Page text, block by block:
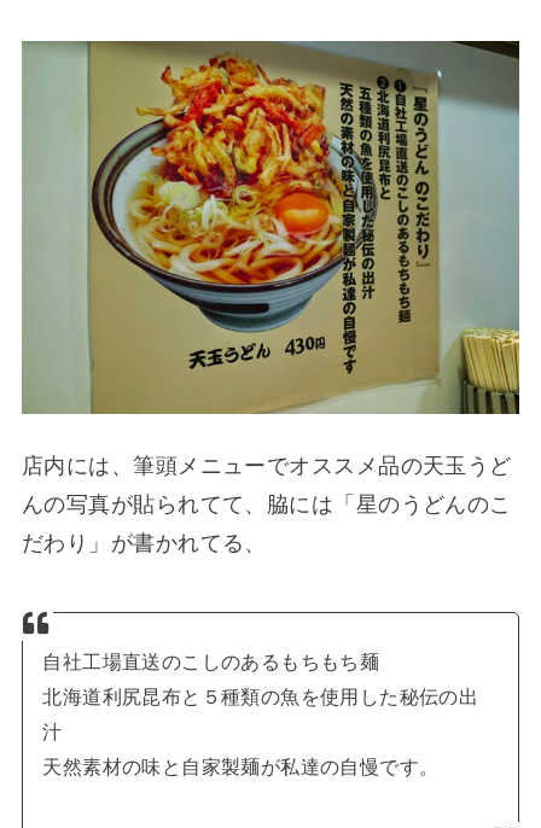
店内には、筆頭メニューでオススメ品の天玉うど
んの写真が貼られてて、脇には「星のうどんのこ
だわり」が書かれてる、
自社工場直送のこしのあるもちもち麺
北海道利尻昆布と５種類の魚を使用した秘伝の出
汁
天然素材の味と自家製麺が私達の自慢です。